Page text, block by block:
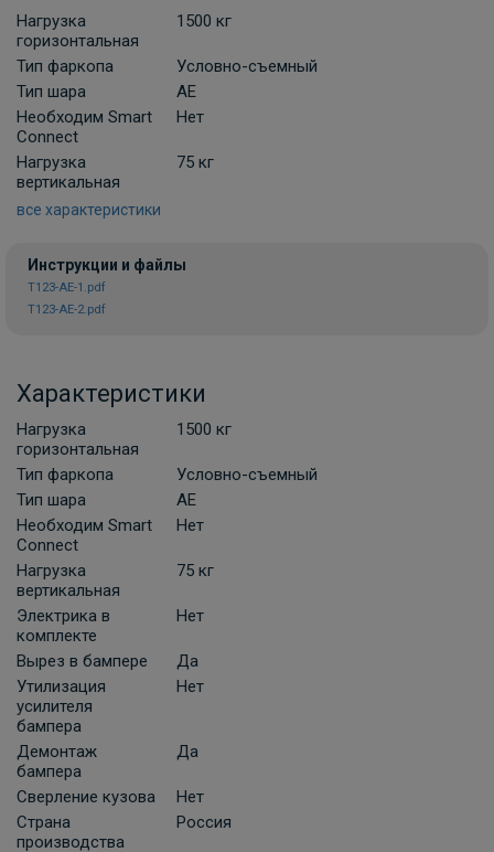
Розетка электрическая алюминиевая
1 300 ₽
900 ₽
В корзину
Комплект универсальной
В НАЛИЧИИ
Grand 7-пин
2 210 ₽
Нагрузка
горизонтальная
1500 кг
Тип фаркопа
Условно-съемный
Тип шара
AE
Необходим Smart
Connect
Нет
Нагрузка
вертикальная
75 кг
все характеристики
Инструкции и файлы
T123-AE-1.pdf
T123-AE-2.pdf
Характеристики
Нагрузка
горизонтальная
1500 кг
Тип фаркопа
Условно-съемный
Тип шара
AE
Необходим Smart
Connect
Нет
Нагрузка
вертикальная
75 кг
Электрика в
комплекте
Нет
Вырез в бампере
Да
Утилизация
усилителя
бампера
Нет
Демонтаж
бампера
Да
Сверление кузова
Нет
Страна
производства
Россия